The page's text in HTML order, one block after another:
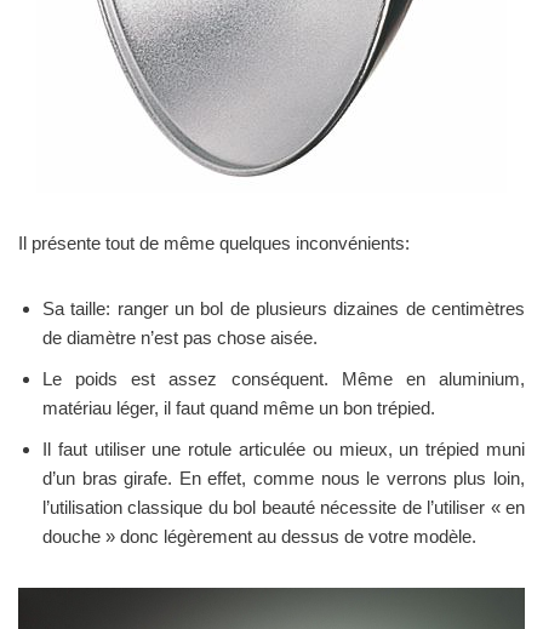
Il présente tout de même quelques inconvénients:
Sa taille: ranger un bol de plusieurs dizaines de centimètres
de diamètre n’est pas chose aisée.
Le poids est assez conséquent. Même en aluminium,
matériau léger, il faut quand même un bon trépied.
Il faut utiliser une rotule articulée ou mieux, un trépied muni
d’un bras girafe. En effet, comme nous le verrons plus loin,
l’utilisation classique du bol beauté nécessite de l’utiliser « en
douche » donc légèrement au dessus de votre modèle.